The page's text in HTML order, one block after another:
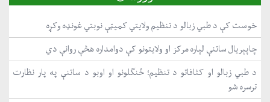
خوست کې د طبي زبالو د تنظیم ولایتي کمیټې نوبتي غونډه وکړه
چاپېریال ساتنې لپاره مرکز او ولایتونو کې دوامداره هڅې روانې دي
د طبي زبالو او کثافاتو د تنظیم؛ ځنګلونو او اوبو د ساتنې په پار نظارت
ترسره شو